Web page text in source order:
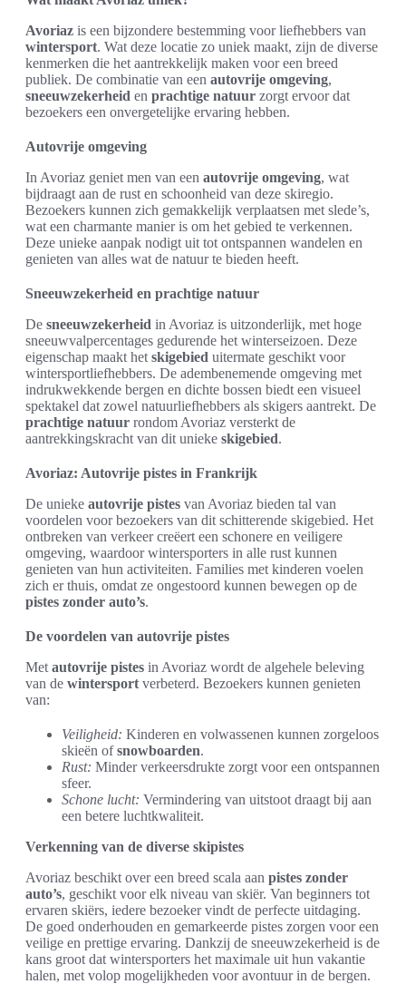
Avoriaz is een bijzondere bestemming voor liefhebbers van
wintersport. Wat deze locatie zo uniek maakt, zijn de diverse
kenmerken die het aantrekkelijk maken voor een breed
publiek. De combinatie van een autovrije omgeving,
sneeuwzekerheid en prachtige natuur zorgt ervoor dat
bezoekers een onvergetelijke ervaring hebben.
Autovrije omgeving
In Avoriaz geniet men van een autovrije omgeving, wat
bijdraagt aan de rust en schoonheid van deze skiregio.
Bezoekers kunnen zich gemakkelijk verplaatsen met slede’s,
wat een charmante manier is om het gebied te verkennen.
Deze unieke aanpak nodigt uit tot ontspannen wandelen en
genieten van alles wat de natuur te bieden heeft.
Sneeuwzekerheid en prachtige natuur
De sneeuwzekerheid in Avoriaz is uitzonderlijk, met hoge
sneeuwvalpercentages gedurende het winterseizoen. Deze
eigenschap maakt het skigebied uitermate geschikt voor
wintersportliefhebbers. De adembenemende omgeving met
indrukwekkende bergen en dichte bossen biedt een visueel
spektakel dat zowel natuurliefhebbers als skigers aantrekt. De
prachtige natuur rondom Avoriaz versterkt de
aantrekkingskracht van dit unieke skigebied.
Avoriaz: Autovrije pistes in Frankrijk
De unieke autovrije pistes van Avoriaz bieden tal van
voordelen voor bezoekers van dit schitterende skigebied. Het
ontbreken van verkeer creëert een schonere en veiligere
omgeving, waardoor wintersporters in alle rust kunnen
genieten van hun activiteiten. Families met kinderen voelen
zich er thuis, omdat ze ongestoord kunnen bewegen op de
pistes zonder auto’s.
De voordelen van autovrije pistes
Met autovrije pistes in Avoriaz wordt de algehele beleving
van de wintersport verbeterd. Bezoekers kunnen genieten
van:
Veiligheid: Kinderen en volwassenen kunnen zorgeloos
skieën ofsnowboarden.
Rust: Minder verkeersdrukte zorgt voor een ontspannen
sfeer.
Schone lucht: Vermindering van uitstoot draagt bij aan
een betere luchtkwaliteit.
Verkenning van de diverse skipistes
Avoriaz beschikt over een breed scala aan pistes zonder
auto’s, geschikt voor elk niveau van skiër. Van beginners tot
ervaren skiërs, iedere bezoeker vindt de perfecte uitdaging.
De goed onderhouden en gemarkeerde pistes zorgen voor een
veilige en prettige ervaring. Dankzij de sneeuwzekerheid is de
kans groot dat wintersporters het maximale uit hun vakantie
halen, met volop mogelijkheden voor avontuur in de bergen.